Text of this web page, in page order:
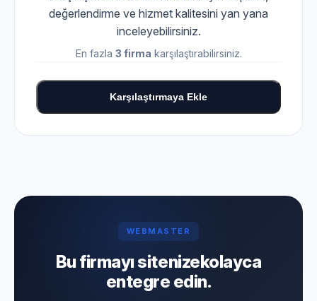
değerlendirme ve hizmet kalitesini yan yana
inceleyebilirsiniz.
En fazla 3 firma karşılaştırabilirsiniz.
Karşılaştırmaya Ekle
WEBMASTER
Bu firmayı sitenizekolayca
entegre edin.